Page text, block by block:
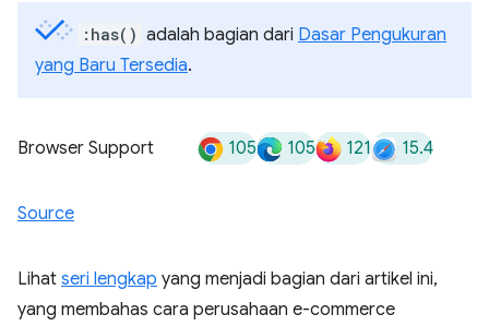
:has() adalah bagian dari Dasar Pengukuran
yang Baru Tersedia.
Browser Support 105 105 121 15.4
Source
Lihat seri lengkap yang menjadi bagian dari artikel ini,
yang membahas cara perusahaan e-commerce